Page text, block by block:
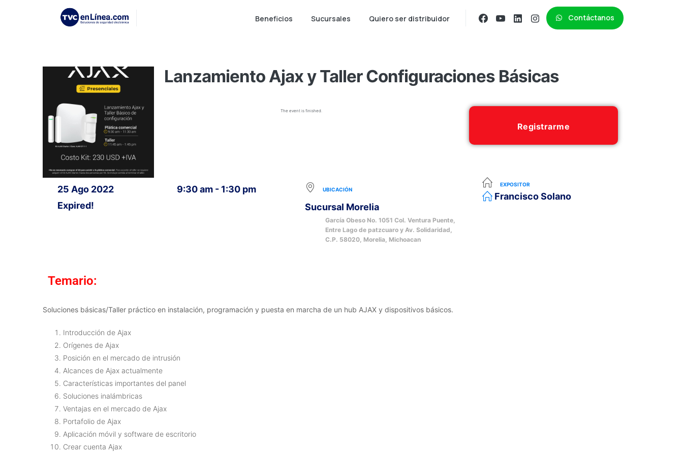
Beneficios Sucursales Quiero ser distribuidor Contáctanos
Lanzamiento Ajax y Taller Configuraciones Básicas
The event is finished.
Registrarme
25 Ago 2022
Expired!
9:30 am - 1:30 pm UBICACIÓN
Sucursal Morelia
García Obeso No. 1051 Col. Ventura Puente,
Entre Lago de patzcuaro y Av. Solidaridad,
C.P. 58020, Morelia, Michoacan
EXPOSITOR
Francisco Solano
Temario:
Soluciones básicas/Taller práctico en instalación, programación y puesta en marcha de un hub AJAX y dispositivos básicos.
Introducción de Ajax
Orígenes de Ajax
Posición en el mercado de intrusión
Alcances de Ajax actualmente
Características importantes del panel
Soluciones inalámbricas
Ventajas en el mercado de Ajax
Portafolio de Ajax
Aplicación móvil y software de escritorio
Crear cuenta Ajax